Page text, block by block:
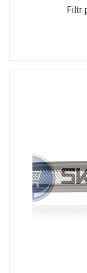
Filtr